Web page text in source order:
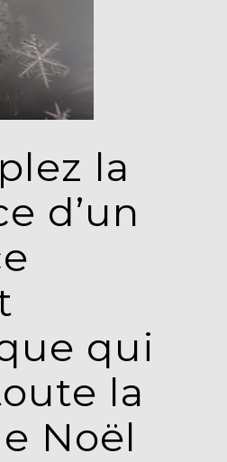
la
d’un
qui
la
Noël